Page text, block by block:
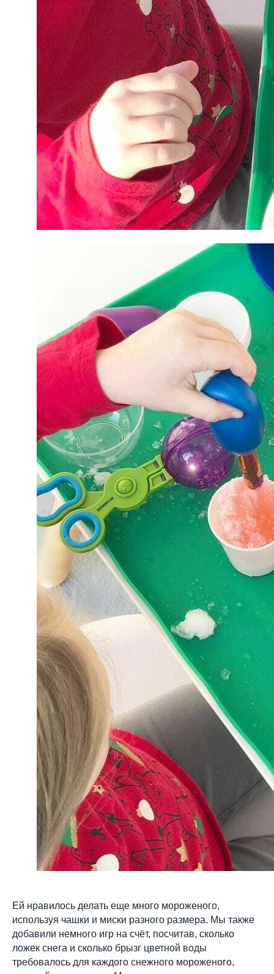
Ей нравилось делать еще много мороженого,
используя чашки и миски разного размера. Мы также
добавили немного игр на счёт, посчитав, сколько
ложек снега и сколько брызг цветной воды
требовалось для каждого снежного мороженого,